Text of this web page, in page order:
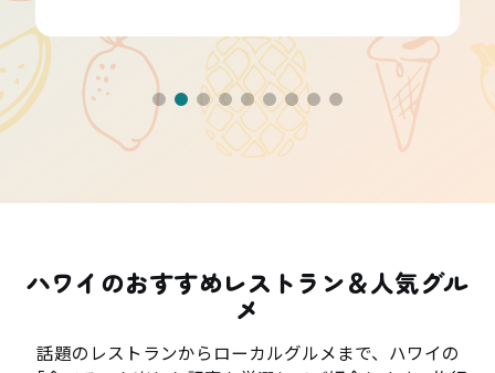
ハワイのおすすめレストラン＆人気グル
メ
話題のレストランからローカルグルメまで、ハワイの